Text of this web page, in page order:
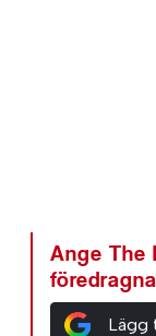
Ange The
Lägg